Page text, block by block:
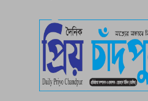
পচা দুর্গন্ধে
তরুণের